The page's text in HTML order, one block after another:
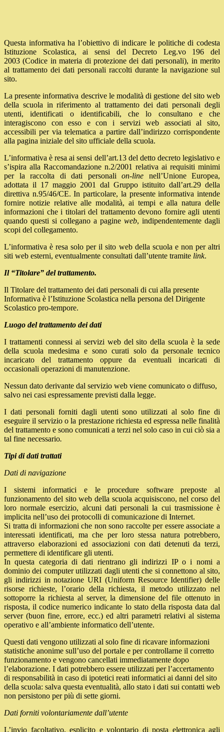
Questa informativa ha l’obiettivo di indicare le politiche di codesta
Istituzione Scolastica, ai sensi del
Decreto Leg.vo 196 del
2003 (Codice in materia di protezione dei dati personali), in merito
al trattamento dei dati personali raccolti durante la navigazione sul
sito.
La presente informativa descrive le modalità di gestione del sito web
della scuola in riferimento al trattamento dei dati personali degli
utenti, identificati o identificabili, che lo consultano e che
interagiscono con esso e con i servizi web associati al sito,
accessibili per via telematica a partire dall’indirizzo corrispondente
alla pagina iniziale del sito ufficiale della scuola.
L’informativa è resa ai sensi dell’art.13 del detto decreto legislativo e
s’ispira alla Raccomandazione n.2/2001 relativa ai requisiti minimi
per la raccolta di dati personali
on-line
nell’Unione Europea,
adottata il 17 maggio 2001 dal Gruppo istituito dall’art.29 della
direttiva n.95/46/CE. In particolare, la presente informativa intende
fornire notizie relative alle modalità, ai tempi e alla natura delle
informazioni che i titolari del trattamento devono fornire agli utenti
quando questi si collegano a pagine web, indipendentemente dagli
scopi del collegamento.
L’informativa è resa solo per il sito web della scuola e non per altri
siti web esterni, eventualmente consultati dall’utente tramite link.
Il “Titolare” del trattamento.
Il Titolare del trattamento dei dati personali di cui alla presente
Informativa è l’Istituzione Scolastica nella persona del Dirigente
Scolastico pro-tempore.
Luogo del trattamento dei dati
I trattamenti connessi ai servizi web del sito della scuola è la sede
della scuola medesima e sono curati solo da personale tecnico
incaricato del trattamento oppure da eventuali incaricati di
occasionali operazioni di manutenzione.
Nessun dato derivante dal servizio web viene comunicato o diffuso,
salvo nei casi espressamente previsti dalla legge.
I dati personali forniti dagli utenti sono utilizzati al solo fine di
eseguire il servizio o la prestazione richiesta ed espressa nelle finalità
del trattamento e sono comunicati a terzi nel solo caso in cui ciò sia a
tal fine necessario.
Tipi di dati trattati
Dati di navigazione
I sistemi informatici e le procedure software preposte al
funzionamento del sito web della scuola acquisiscono, nel corso del
loro normale esercizio, alcuni dati personali la cui trasmissione è
implicita nell’uso dei protocolli di comunicazione di Internet.
Si tratta di informazioni che non sono raccolte per essere associate a
interessati identificati, ma che per loro stessa natura potrebbero,
attraverso elaborazioni ed associazioni con dati detenuti da terzi,
permettere di identificare gli utenti.
In questa categoria di dati rientrano gli indirizzi IP o i nomi a
dominio dei computer utilizzati dagli utenti che si connettono al sito,
gli indirizzi in notazione URI (Uniform Resource Identifier) delle
risorse richieste, l’orario della richiesta, il metodo utilizzato nel
sottoporre la richiesta al server, la dimensione del file ottenuto in
risposta, il codice numerico indicante lo stato della risposta data dal
server (buon fine, errore, ecc.) ed altri parametri relativi al sistema
operativo e all’ambiente informatico dell’utente.
Questi dati vengono utilizzati al solo fine di ricavare informazioni
statistiche anonime sull’uso del portale e per controllarne il corretto
funzionamento e vengono cancellati immediatamente dopo
l’elaborazione. I dati potrebbero essere utilizzati per l’accertamento
di responsabilità in caso di ipotetici reati informatici ai danni del sito
della scuola: salva questa eventualità, allo stato i dati sui contatti web
non persistono per più di sette giorni.
Dati forniti volontariamente dall’utente
L’invio facoltativo, esplicito e volontario di posta elettronica agli